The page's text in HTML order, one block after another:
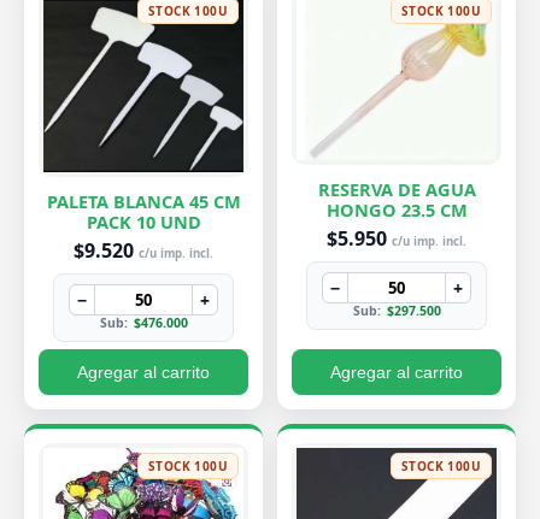
STOCK 100U
PALETA BLANCA 45 CM
PACK 10 UND
$9.520 c/u imp. incl.
− +
Sub: $476.000
Agregar al carrito
STOCK 100U
RESERVA DE AGUA
HONGO 23.5 CM
$5.950 c/u imp. incl.
− +
Sub: $297.500
Agregar al carrito
STOCK 100U STOCK 100U